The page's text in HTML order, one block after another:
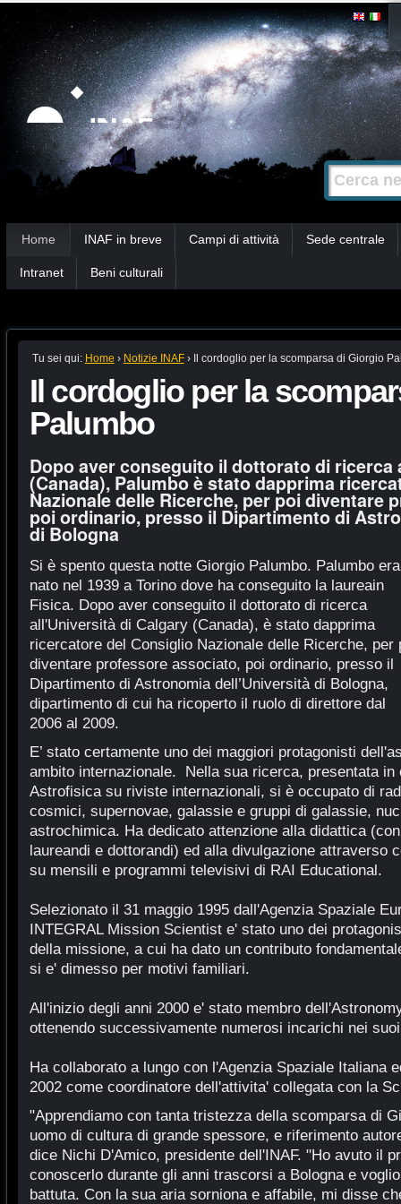
Strumenti
personali
Salta
contenuti.
|
Salta
alla
navigazione
Cerca nel
Ricerca
avanzata…
Home INAF in breve Campi di attività Sede centrale
Intranet Beni culturali
Tu sei qui: Home › Notizie INAF › Il cordoglio per la scomparsa di Giorgio
Il cordoglio per la
Palumbo
Dopo aver conseguito il dottorato di ricerca
(Canada), Palumbo è stato dapprima
Nazionale delle Ricerche, per poi diventare
poi ordinario, presso il Dipartimento di
di Bologna
Si è spento questa notte Giorgio Palumbo. Palumbo era
nato nel 1939 a Torino dove ha conseguito la laureain
Fisica. Dopo aver conseguito il dottorato di ricerca
all'Università di Calgary (Canada), è stato dapprima
ricercatore del Consiglio Nazionale delle Ricerche, per
diventare professore associato, poi ordinario, presso il
Dipartimento di Astronomia dell’Università di Bologna,
dipartimento di cui ha ricoperto il ruolo di direttore dal
2006 al 2009.
E’ stato certamente uno dei maggiori protagonisti
ambito internazionale. Nella sua ricerca, presentata
Astrofisica su riviste internazionali, si è occupato di
cosmici, supernovae, galassie e gruppi di galassie,
astrochimica. Ha dedicato attenzione alla didattica
laureandi e dottorandi) ed alla divulgazione attraverso
su mensili e programmi televisivi di RAI Educational.
Selezionato il 31 maggio 1995 dall'Agenzia Spaziale
INTEGRAL Mission Scientist e' stato uno dei
della missione, a cui ha dato un contributo
si e' dimesso per motivi familiari.
All'inizio degli anni 2000 e' stato membro
ottenendo successivamente numerosi incarichi nei
Ha collaborato a lungo con l'Agenzia Spaziale Italiana
2002 come coordinatore dell'attivita' collegata con la
"Apprendiamo con tanta tristezza della scomparsa di
uomo di cultura di grande spessore, e riferimento
dice Nichi D'Amico, presidente dell'INAF. "Ho avuto il
conoscerlo durante gli anni trascorsi a Bologna e
battuta. Con la sua aria sorniona e affabile, mi disse